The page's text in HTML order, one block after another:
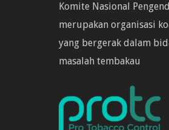
Komite Nasional
merupakan organisasi
yang bergerak dalam
masalah tembakau